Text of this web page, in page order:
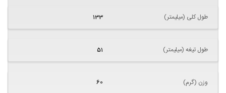
طول کلی (میلیمتر) 133
طول تیغه (میلیمتر) 51
وزن (گرم) 60